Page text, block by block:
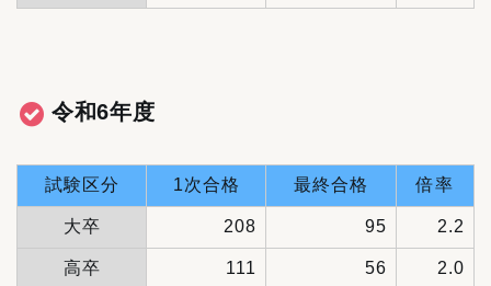
令和6年度
試験区分 1次合格 最終合格 倍率
大卒 208 95 2.2
高卒 111 56 2.0